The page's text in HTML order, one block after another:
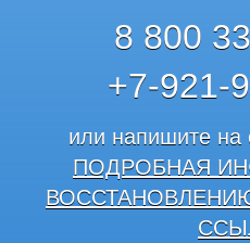
8 800
+7-921-
или напишите на
ПОДРОБНАЯ